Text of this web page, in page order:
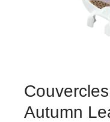
Autumn